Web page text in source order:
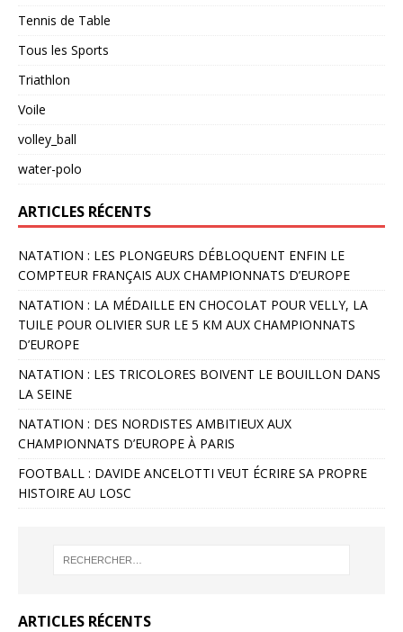
Tennis de Table
Tous les Sports
Triathlon
Voile
volley_ball
water-polo
ARTICLES RÉCENTS
NATATION : LES PLONGEURS DÉBLOQUENT ENFIN LE
COMPTEUR FRANÇAIS AUX CHAMPIONNATS D’EUROPE
NATATION : LA MÉDAILLE EN CHOCOLAT POUR VELLY, LA
TUILE POUR OLIVIER SUR LE 5 KM AUX CHAMPIONNATS
D’EUROPE
NATATION : LES TRICOLORES BOIVENT LE BOUILLON DANS
LA SEINE
NATATION : DES NORDISTES AMBITIEUX AUX
CHAMPIONNATS D’EUROPE À PARIS
FOOTBALL : DAVIDE ANCELOTTI VEUT ÉCRIRE SA PROPRE
HISTOIRE AU LOSC
ARTICLES RÉCENTS